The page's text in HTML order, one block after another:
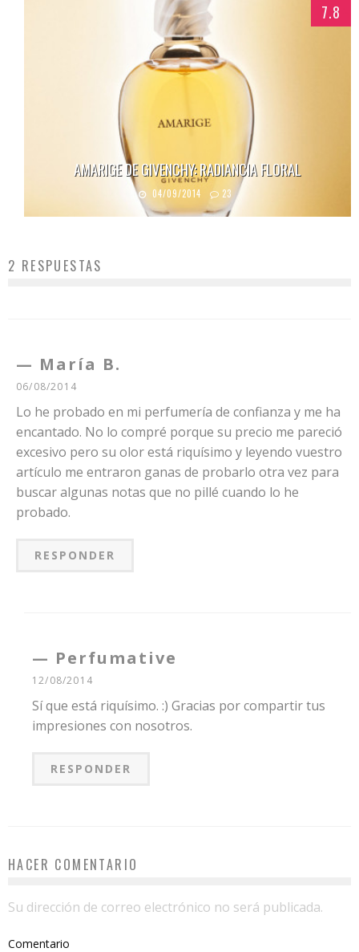
7.8
AMARIGE DE GIVENCHY: RADIANCIA FLORAL
04/09/2014 23
2 RESPUESTAS
María B.
06/08/2014
Lo he probado en mi perfumería de confianza y me ha
encantado. No lo compré porque su precio me pareció
excesivo pero su olor está riquísimo y leyendo vuestro
artículo me entraron ganas de probarlo otra vez para
buscar algunas notas que no pillé cuando lo he
probado.
RESPONDER
Perfumative
12/08/2014
Sí que está riquísimo. :) Gracias por compartir tus
impresiones con nosotros.
RESPONDER
HACER COMENTARIO
Su dirección de correo electrónico no será publicada.
Comentario